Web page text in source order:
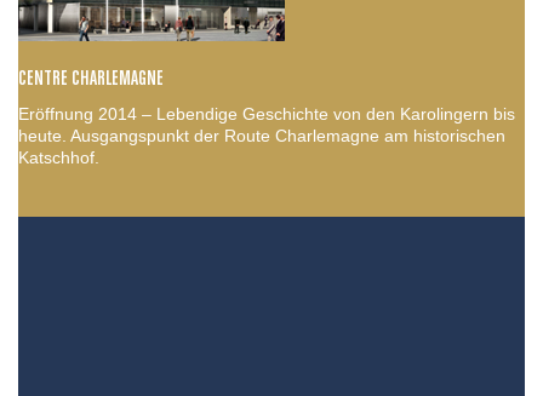
CENTRE CHARLEMAGNE
Eröffnung 2014 – Lebendige Geschichte von den Karolingern bis
heute. Ausgangspunkt der Route Charlemagne am historischen
Katschhof.